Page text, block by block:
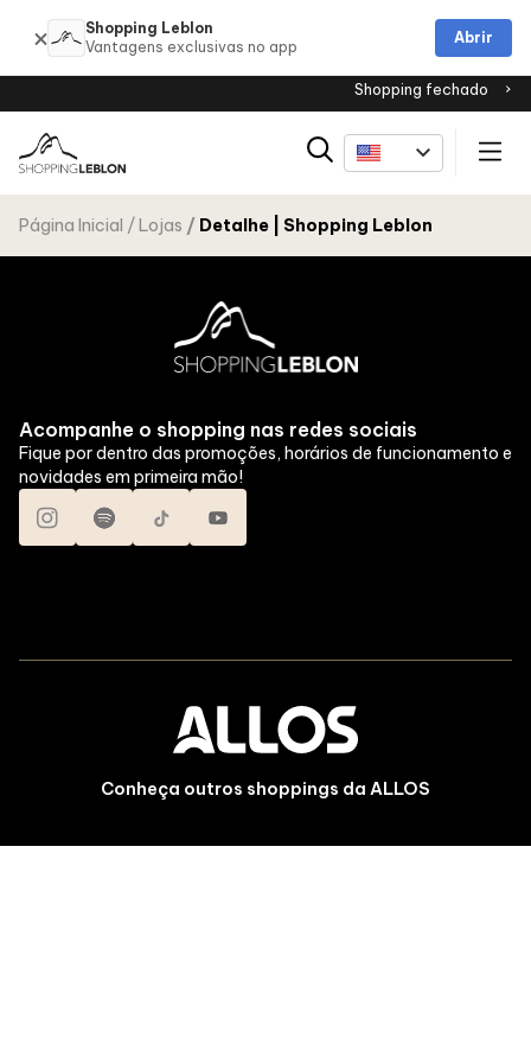
Shopping fechado
Página Inicial Lojas Detalhe | Shopping Leblon
Acompanhe o shopping nas redes sociais
Fique por dentro das promoções, horários de funcionamento e
novidades em primeira mão!
Conheça outros shoppings da ALLOS
Shopping Leblon
Abrir